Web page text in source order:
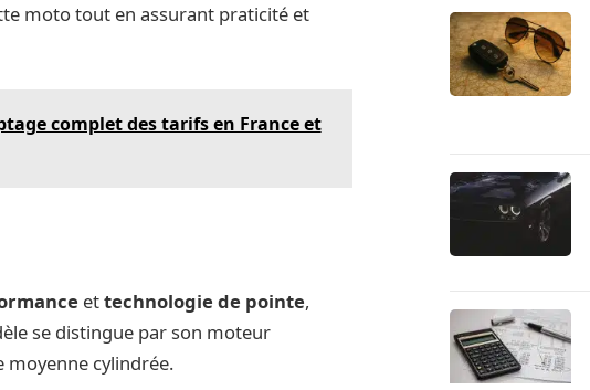
moto tout en assurant praticité et
complet des tarifs en France et
ettechnologie de pointe,
se distingue par son moteur
cylindrée.